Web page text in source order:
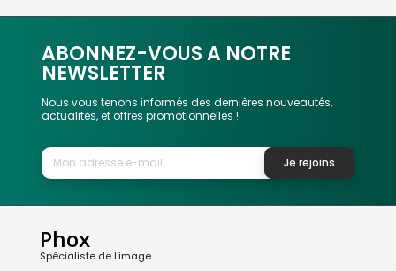
ABONNEZ-VOUS A NOTRE
NEWSLETTER
Nous vous tenons informés des dernières nouveautés,
actualités, et offres promotionnelles !
Je rejoins
Phox
Spécialiste de l'image